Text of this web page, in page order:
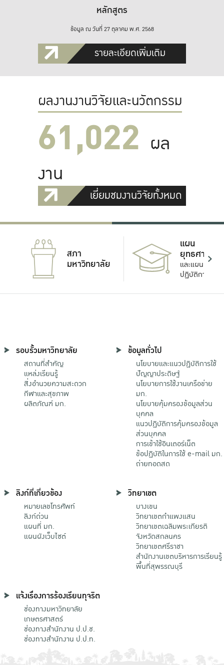
หลักสูตร
ข้อมูล ณ วันที่ 27 ตุลาคม พ.ศ. 2568
รายละเอียดเพิ่มเติม
ผลงานงานวิจัยและนวัตกรรม
61,022 ผล
งาน
เยี่ยมชมงานวิจัยทั้งหมด
สภา
มหาวิทยาลัย
แผน
ยุทธศาสตร์
และแผน
ปฏิบัติการ
รอบรั้วมหาวิทยาลัย
สถานที่สำคัญ
แหล่งเรียนรู้
สิ่งอำนวยความสะดวก
กีฬาและสุขภาพ
ผลิตภัณฑ์ มก.
ข้อมูลทั่วไป
นโยบายและแนวปฏิบัติการใช้
ปัญญาประดิษฐ์
นโยบายการใช้งานเครือข่าย
มก.
นโยบายคุ้มครองข้อมูลส่วน
บุคคล
แนวปฏิบัติการคุ้มครองข้อมูล
ส่วนบุคคล
การเข้าใช้อินเตอร์เน็ต
ข้อปฏิบัติในการใช้ e-mail มก.
ถ่ายทอดสด
ลิงก์ที่เกี่ยวข้อง
หมายเลขโทรศัพท์
ลิงก์ด่วน
แผนที่ มก.
แผนผังเว็บไซต์
วิทยาเขต
บางเขน
วิทยาเขตกําแพงแสน
วิทยาเขตเฉลิมพระเกียรติ
จังหวัดสกลนคร
วิทยาเขตศรีราชา
สำนักงานเขตบริหารการเรียนรู้
พื้นที่สุพรรณบุรี
แจ้งเรื่องการร้องเรียนทุจริต
ช่องทางมหาวิทยาลัย
เกษตรศาสตร์
ช่องทางสำนักงาน ป.ป.ช.
ช่องทางสำนักงาน ป.ป.ท.